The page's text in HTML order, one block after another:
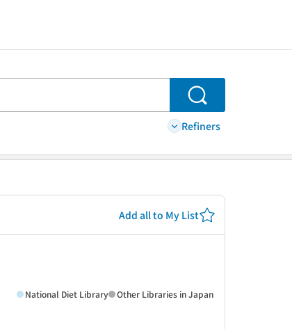
Search
Refiners
Add all to My List
National Diet Library Other Libraries in Japan